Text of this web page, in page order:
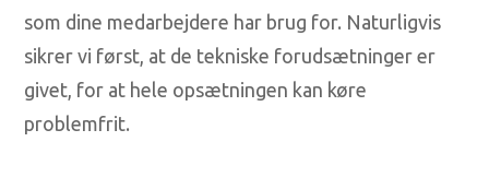
som dine medarbejdere har brug for. Naturligvis
sikrer vi først, at de tekniske forudsætninger er
givet, for at hele opsætningen kan køre
problemfrit.